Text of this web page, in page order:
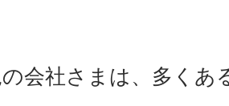
会社さまは、多くあ